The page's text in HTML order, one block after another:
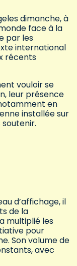
dimanche, à
face à la
par les
international
récents
vouloir se
leur présence
en
installée sur
d’affichage, il
de la
multiplié les
pour
Son volume de
avec